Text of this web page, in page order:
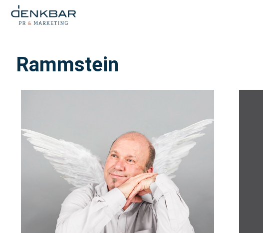
Rammstein